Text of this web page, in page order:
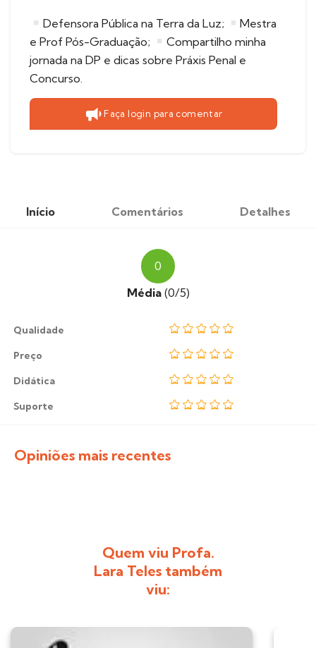
Defensora Pública na Terra da Luz;
Mestra
e Prof Pós-Graduação;
Compartilho minha
jornada na DP e dicas sobre Práxis Penal e
Concurso.
Faça login para comentar
Início Comentários Detalhes
0
Média (0/5)
Qualidade
Preço
Didática
Suporte
Opiniões mais recentes
Quem viu Profa.
Lara Teles também
viu: